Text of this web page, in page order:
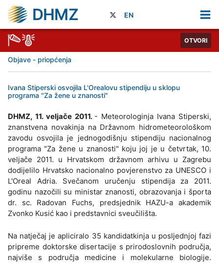
DHMZ EN
OTVORI
Objave - priopćenja
Ivana Stiperski osvojila L'Orealovu stipendiju u sklopu
programa "Za žene u znanosti"
DHMZ, 11. veljače 2011. - Meteorologinja Ivana Stiperski,
znanstvena novakinja na Državnom hidrometeorološkom
zavodu osvojila je jednogodišnju stipendiju nacionalnog
programa "Za žene u znanosti" koju joj je u četvrtak, 10.
veljače 2011. u Hrvatskom državnom arhivu u Zagrebu
dodijelilo Hrvatsko nacionalno povjerenstvo za UNESCO i
L'Oreal Adria. Svečanom uručenju stipendija za 2011.
godinu nazočili su ministar znanosti, obrazovanja i športa
dr. sc. Radovan Fuchs, predsjednik HAZU-a akademik
Zvonko Kusić kao i predstavnici sveučilišta.
Na natječaj je apliciralo 35 kandidatkinja u posljednjoj fazi
pripreme doktorske disertacije s prirodoslovnih područja,
najviše s područja medicine i molekularne biologije.